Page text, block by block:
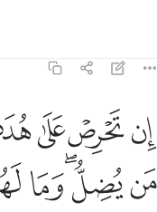
ان تحرص على هداهم فان
إِن تَحْرِصْ عَلَىٰ هُدَىٰهُمْ فَإِنَّ
ﲃﲄﲅ
ﲋﲌﲍﲎ